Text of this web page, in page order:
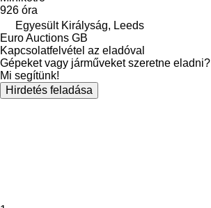
926 óra
Egyesült Királyság, Leeds
Euro Auctions GB
Kapcsolatfelvétel az eladóval
Gépeket vagy járműveket szeretne eladni?
Mi segítünk!
Hirdetés feladása